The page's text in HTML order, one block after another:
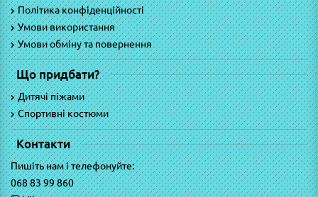
Політика конфіденційності
Умови використання
Умови обміну та повернення
Що придбати?
Дитячі піжами
Спортивні костюми
Контакти
Пишіть нам і телефонуйте:
068 83 99 860